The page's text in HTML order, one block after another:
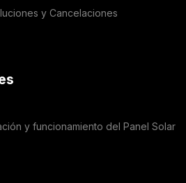
y Cancelaciones
y funcionamiento del Panel Solar